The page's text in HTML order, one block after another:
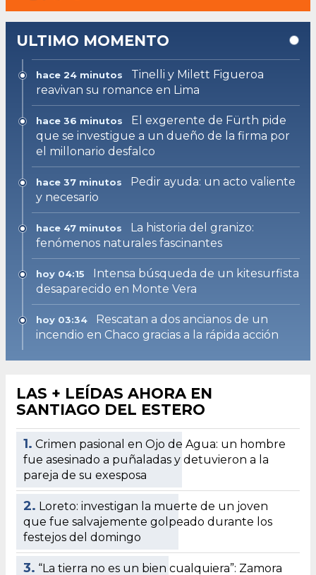
ULTIMO MOMENTO
hace 24 minutos
Tinelli y Milett Figueroa
reavivan su romance en Lima
hace 36 minutos
El exgerente de Fürth pide
que se investigue a un dueño de la firma por
el millonario desfalco
hace 37 minutos
Pedir ayuda: un acto valiente
y necesario
hace 47 minutos
La historia del granizo:
fenómenos naturales fascinantes
hoy 04:15
Intensa búsqueda de un kitesurfista
desaparecido en Monte Vera
hoy 03:34
Rescatan a dos ancianos de un
incendio en Chaco gracias a la rápida acción
LAS + LEÍDAS AHORA EN
SANTIAGO DEL ESTERO
1. Crimen pasional en Ojo de Agua: un hombre
fue asesinado a puñaladas y detuvieron a la
pareja de su exesposa
2. Loreto: investigan la muerte de un joven
que fue salvajemente golpeado durante los
festejos del domingo
3. “La tierra no es un bien cualquiera”: Zamora